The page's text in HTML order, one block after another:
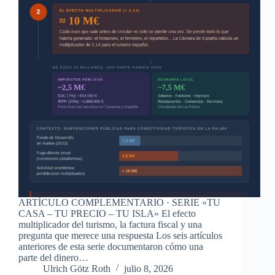
ARTÍCULO COMPLEMENTARIO · SERIE «TU
CASA – TU PRECIO – TU ISLA» El efecto
multiplicador del turismo, la factura fiscal y una
pregunta que merece una respuesta Los seis artículos
anteriores de esta serie documentaron cómo una
parte del dinero…
Ulrich Götz Roth
julio 8, 2026